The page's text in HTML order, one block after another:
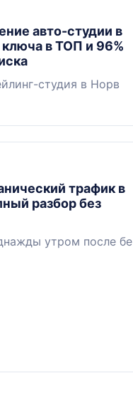
авто-студии в
в ТОП и 96%
студия в Норв
трафик в
разбор без
утром после бе